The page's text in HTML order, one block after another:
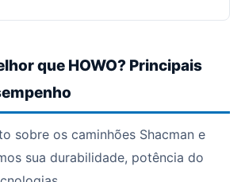
que HOWO? Principais
sobre os caminhões Shacman e
sua durabilidade, potência do